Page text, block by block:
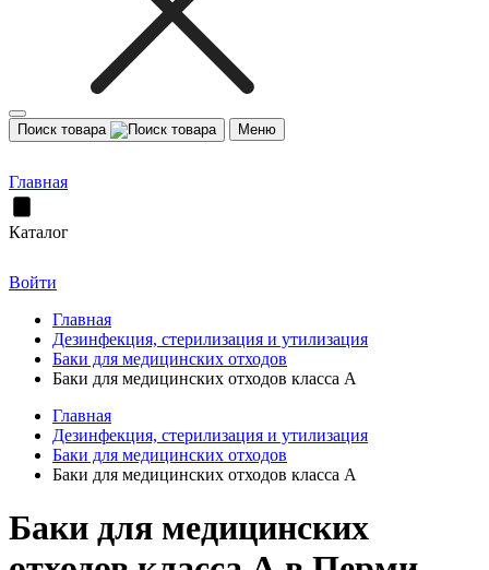
Поиск товара Меню
Главная
Каталог
Войти
Главная
Дезинфекция, стерилизация и утилизация
Баки для медицинских отходов
Баки для медицинских отходов класса А
Главная
Дезинфекция, стерилизация и утилизация
Баки для медицинских отходов
Баки для медицинских отходов класса А
Баки для медицинских